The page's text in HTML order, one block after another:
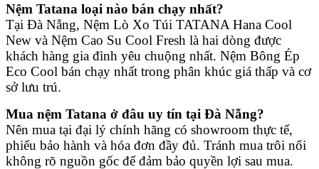
Nệm Tatana loại nào bán chạy nhất?
Tại Đà Nẵng, Nệm Lò Xo Túi TATANA Hana Cool
New và Nệm Cao Su Cool Fresh là hai dòng được
khách hàng gia đình yêu chuộng nhất. Nệm Bông Ép
Eco Cool bán chạy nhất trong phân khúc giá thấp và cơ
sở lưu trú.
Mua nệm Tatana ở đâu uy tín tại Đà Nẵng?
Nên mua tại đại lý chính hãng có showroom thực tế,
phiếu bảo hành và hóa đơn đầy đủ. Tránh mua trôi nổi
không rõ nguồn gốc để đảm bảo quyền lợi sau mua.